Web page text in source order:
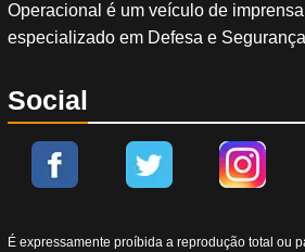
Operacional é um veículo de
especializado em Defesa e
Social
É expressamente proíbida a reprodução total ou